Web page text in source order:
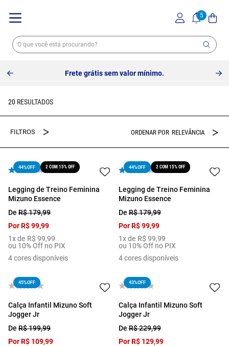
Frete grátis sem valor mínimo.
20
RELEVÂNCIA
44%OFF 2 COM 15% OFF
Legging de Treino Feminina
Mizuno Essence
De R$179,99
PorR$99,99
1x de R$ 99,99
ou 10% Off no PIX
4cores disponíveis
44%OFF 2 COM 15% OFF
Legging de Treino Feminina
Mizuno Essence
DeR$179,99
PorR$ 99,99
1x de R$ 99,99
ou 10% Off no PIX
4 cores disponíveis
45%OFF
Calça Infantil Mizuno Soft
Jogger Jr
De R$199,99
PorR$ 109,99
43%OFF
Calça Infantil Mizuno Soft
Jogger Jr
DeR$229,99
PorR$ 129,99